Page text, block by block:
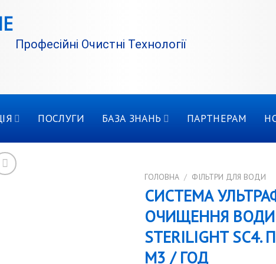
Професійні Очистні Технології
ПОСЛУГИ БАЗА ЗНАНЬ ПАРТНЕРАМ
ГОЛОВНА / ФІЛЬТРИ ДЛЯ ВОДИ
СИСТЕМА
ОЧИЩЕННЯ ВОДИ
STERILIGHT
М3 / ГОД